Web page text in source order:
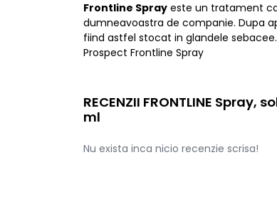
Frontline Spray este un tratament
dumneavoastra de companie. Dupa
fiind astfel stocat in glandele
Prospect Frontline Spray
RECENZII FRONTLINE
ml
Nu exista inca nicio recenzie scrisa!